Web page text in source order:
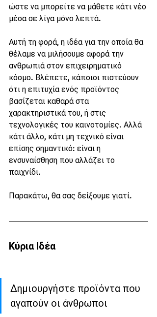
ώστε να μπορείτε να μάθετε κάτι νέο
μέσα σε λίγα μόνο λεπτά.
Αυτή τη φορά, η ιδέα για την οποία θα
θέλαμε να μιλήσουμε αφορά την
ανθρωπιά στον επιχειρηματικό
κόσμο. Βλέπετε, κάποιοι πιστεύουν
ότι η επιτυχία ενός προϊόντος
βασίζεται καθαρά στα
χαρακτηριστικά του, ή στις
τεχνολογικές του καινοτομίες. Αλλά
κάτι άλλο, κάτι μη τεχνικό είναι
επίσης σημαντικό: είναι η
ενσυναίσθηση που αλλάζει το
παιχνίδι.
Παρακάτω, θα σας δείξουμε γιατί.
Κύρια Ιδέα
Δημιουργήστε προϊόντα που
αγαπούν οι άνθρωποι